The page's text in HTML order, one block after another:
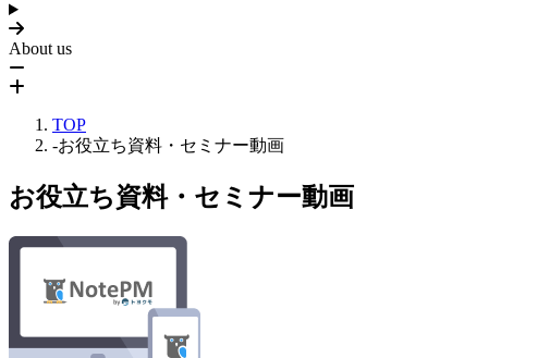
About us
TOP
-お役立ち資料 ・セミナー動画
お役立ち資料・セミナー動画